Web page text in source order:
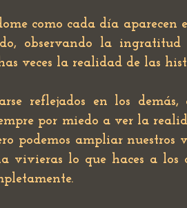
como cada día aparecen
observando la ingratitud
veces la realidad de las
reflejados en los demás,
por miedo a ver la
podemos ampliar nuestros
vivieras lo que haces a los